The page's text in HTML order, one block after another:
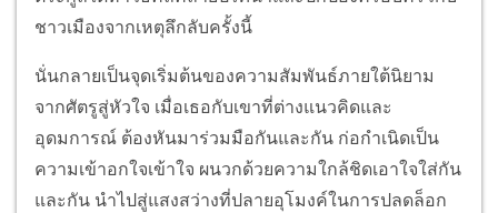
ชาวเมืองจากเหตุลึกลับครั้งนี้
นั่นกลายเป็นจุดเริ่มต้นของความสัมพันธ์ภายใต้นิยาม
จากศัตรูสู่หัวใจ เมื่อเธอกับเขาที่ต่างแนวคิดและ
อุดมการณ์ ต้องหันมาร่วมมือกันและกัน ก่อกำเนิดเป็น
ความเข้าอกใจเข้าใจ ผนวกด้วยความใกล้ชิดเอาใจใส่กัน
และกัน นำไปสู่แสงสว่างที่ปลายอุโมงค์ในการปลดล็อก